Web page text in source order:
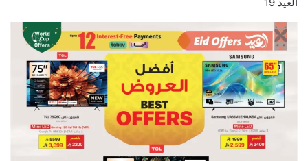
العيد 19